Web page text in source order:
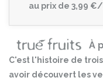
au prix de 3,99
À
C'est l'histoire de
avoir découvert les